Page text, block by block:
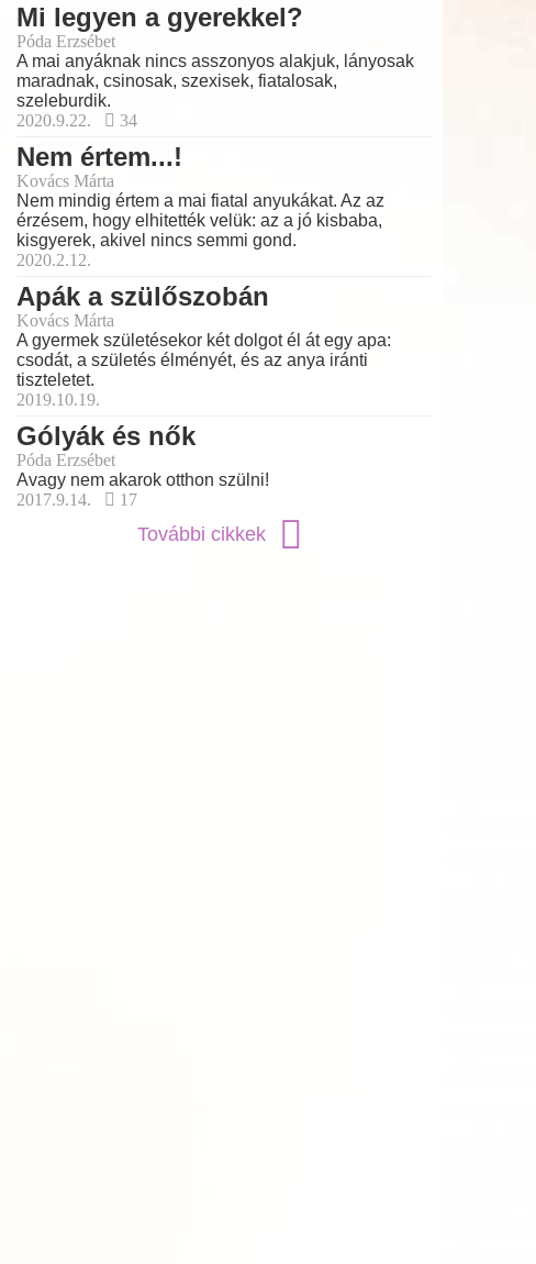
Mi legyen a gyerekkel?
Póda Erzsébet
A mai anyáknak nincs asszonyos alakjuk, lányosak
maradnak, csinosak, szexisek, fiatalosak,
szeleburdik.
2020.9.22.
34
Nem értem...!
Kovács Márta
Nem mindig értem a mai fiatal anyukákat. Az az
érzésem, hogy elhitették velük: az a jó kisbaba,
kisgyerek, akivel nincs semmi gond.
2020.2.12.
Apák a szülőszobán
Kovács Márta
A gyermek születésekor két dolgot él át egy apa:
csodát, a születés élményét, és az anya iránti
tiszteletet.
2019.10.19.
Gólyák és nők
Póda Erzsébet
Avagy nem akarok otthon szülni!
2017.9.14.
17
További cikkek